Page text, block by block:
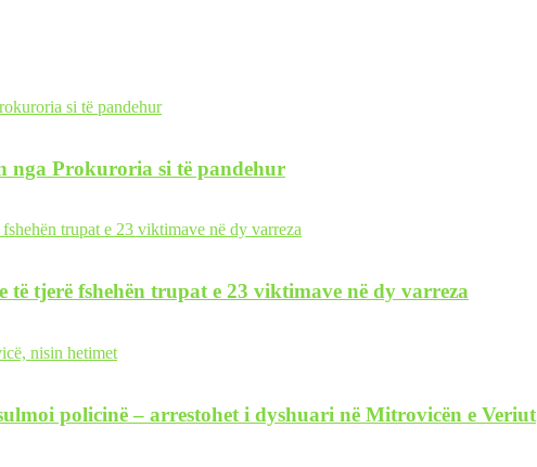
nga Prokuroria si të pandehur
tjerë fshehën trupat e 23 viktimave në dy varreza
policinë – arrestohet i dyshuari në Mitrovicën e Veriut